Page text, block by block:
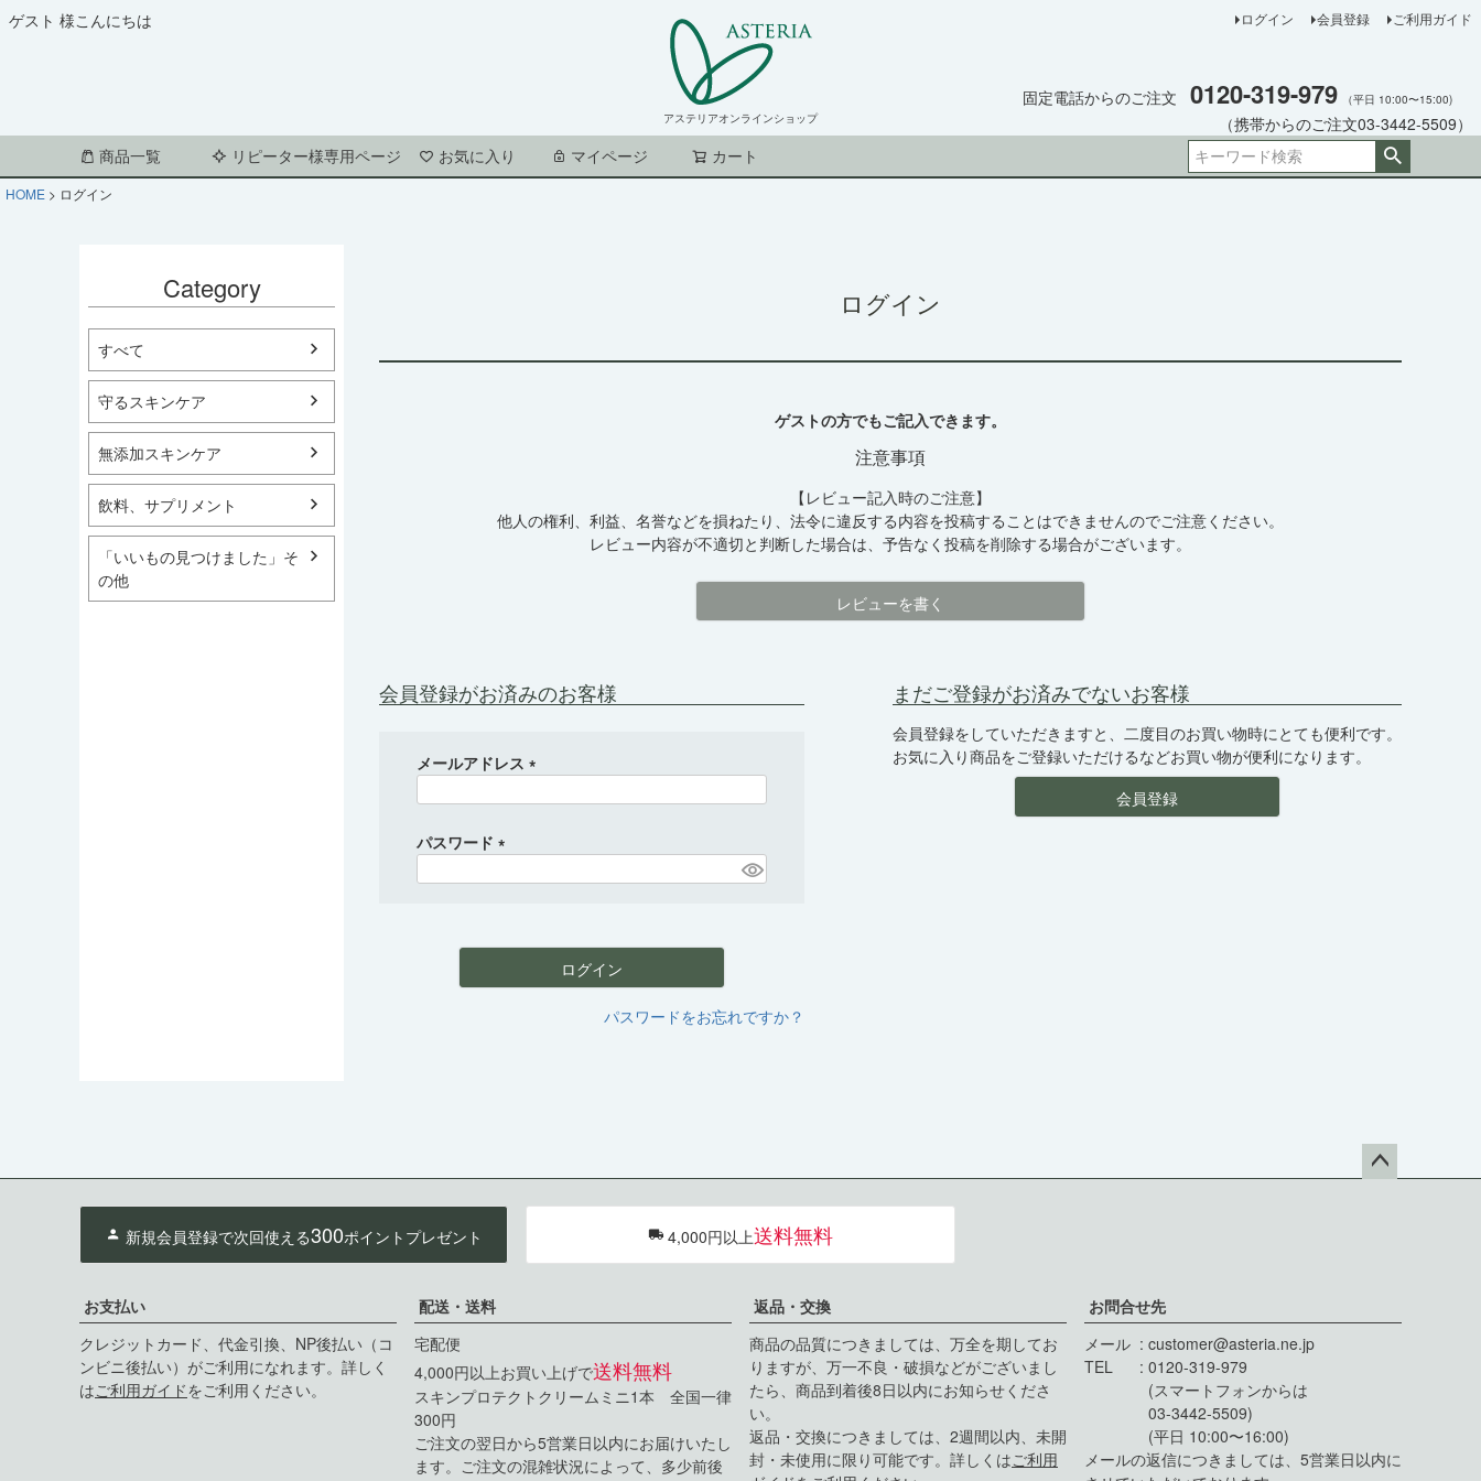
ゲスト 様こんにちは
アステリアオンラインショップ
ログイン 会員登録 ご利用ガイド
固定電話からのご注文 0120-319-979 （平日 10:00〜15:00)
（携帯からのご注文03-3442-5509）
商品一覧
リピーター様専用ページ お気に入り マイページ カート
HOME ログイン
Category
すべて
守るスキンケア
無添加スキンケア
飲料、サプリメント
「いいもの見つけました」そ
の他
ログイン
ゲストの方でもご記入できます。
注意事項
【レビュー記入時のご注意】
他人の権利、利益、名誉などを損ねたり、法令に違反する内容を投稿することはできませんのでご注意ください。
レビュー内容が不適切と判断した場合は、予告なく投稿を削除する場合がございます。
レビューを書く
会員登録がお済みのお客様
メールアドレス
)
パスワード
ログイン
パスワードをお忘れですか？
まだご登録がお済みでないお客様
会員登録をしていただきますと、二度目のお買い物時にとても便利です。
お気に入り商品をご登録いただけるなどお買い物が便利になります。
会員登録
新規会員登録で次回使える300ポイントプレゼント 4,000円以上送料無料
お支払い
クレジットカード、代金引換、NP後払い（コ
ンビニ後払い）がご利用になれます。詳しく
はご利用ガイドをご利用ください。
配送・送料
宅配便
4,000円以上お買い上げで送料無料
スキンプロテクトクリームミニ1本 全国一律
300円
ご注文の翌日から5営業日以内にお届けいたし
ます。ご注文の混雑状況によって、多少前後
返品・交換
商品の品質につきましては、万全を期してお
りますが、万一不良・破損などがございまし
たら、商品到着後8日以内にお知らせくださ
い。
返品・交換につきましては、2週間以内、未開
封・未使用に限り可能です。詳しくはご利用
お問合せ先
メール
customer@asteria.ne.jp
TEL
0120-319-979
(スマートフォンからは
03-3442-5509)
(平日 10:00〜16:00)
メールの返信につきましては、5営業日以内に